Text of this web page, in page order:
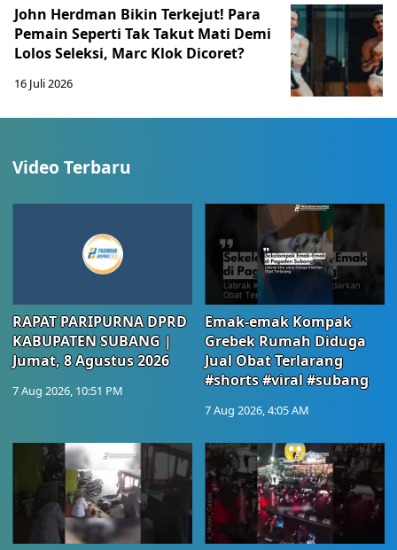
John Herdman Bikin Terkejut! Para
Pemain Seperti Tak Takut Mati Demi
Lolos Seleksi, Marc Klok Dicoret?
16 Juli 2026
Video Terbaru
RAPAT PARIPURNA DPRD
KABUPATEN SUBANG |
Jumat, 8 Agustus 2026
7 Aug 2026, 10:51 PM
Emak-emak Kompak
Grebek Rumah Diduga
Jual Obat Terlarang
#shorts #viral #subang
7 Aug 2026, 4:05 AM